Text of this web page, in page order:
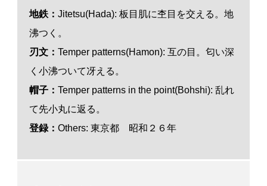
地鉄： Jitetsu(Hada): 板目肌に杢目を交える。地
沸つく。
刃文 ： Temper patterns(Hamon): 互の目。匂い深
く小沸ついて冴える。
帽子： Temper patterns in the point(Bohshi): 乱れ
て先小丸に返る。
登録： Others: 東京都 昭和２６年